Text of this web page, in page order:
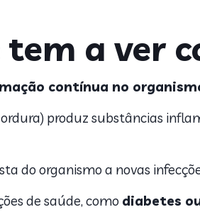
a ver
contínua no
produz substâncias
do organismo a novas
de saúde, como diabetes